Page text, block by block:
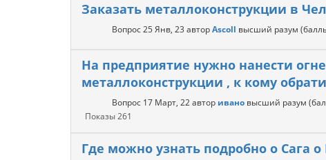
Заказать металлоконструкции в
Вопрос25 Янв, 23 авторAscoll высший разум
На предприятие нужно нанести
металлоконструкции , к кому
Вопрос 17 Март, 22автор ивано высший разум
Показы261
Где можно узнать подробно о Сага